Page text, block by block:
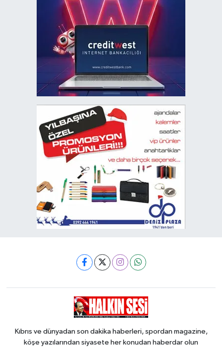
Kıbrıs ve dünyadan son dakika haberleri, spordan magazine,
köşe yazılarından siyasete her konudan haberdar olun